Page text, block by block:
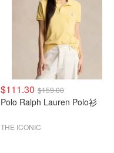
$111.30 $159.00
Polo Ralph Lauren Polo衫
THE ICONIC